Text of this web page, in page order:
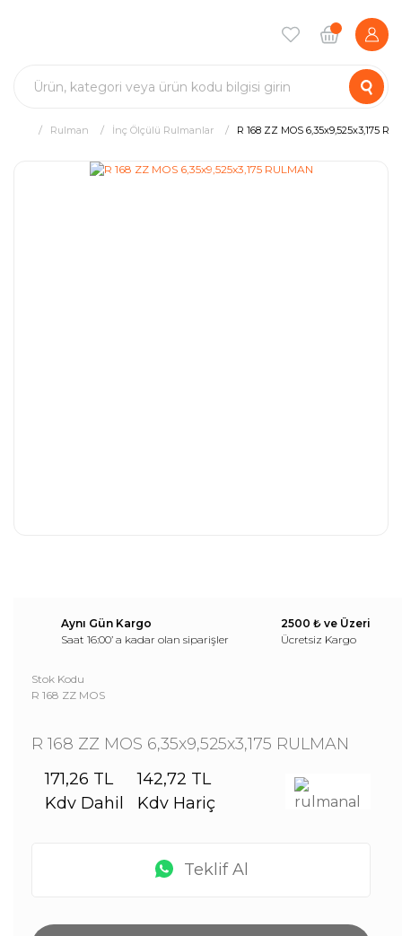
Rulman İnç Ölçülü Rulmanlar R 168 ZZ MOS 6,35x9,525x3,175
Aynı Gün Kargo
Saat 16:00’ a kadar olan siparişler
2500 ₺ ve Üzeri
Ücretsiz Kargo
Stok Kodu
R 168 ZZ MOS
R 168 ZZ MOS 6,35x9,525x3,175 RULMAN
171,26 TL
Kdv Dahil
142,72 TL
Kdv Hariç
Teklif Al